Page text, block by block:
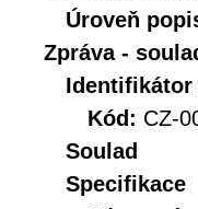
Úroveň
Zpráva -
Identifikátor
Kód: CZ-
Soulad
Specifikace